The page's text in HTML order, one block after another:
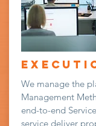
We manage the
Management
end-to-end
service deliver